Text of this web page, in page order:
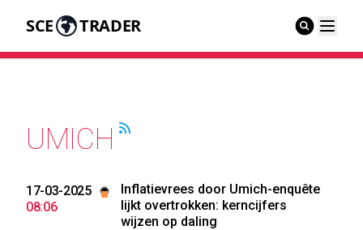
SCE TRADER
UMICH
17-03-2025
08:06
Inflatievrees door Umich-enquête
lijkt overtrokken: kerncijfers
wijzen op daling